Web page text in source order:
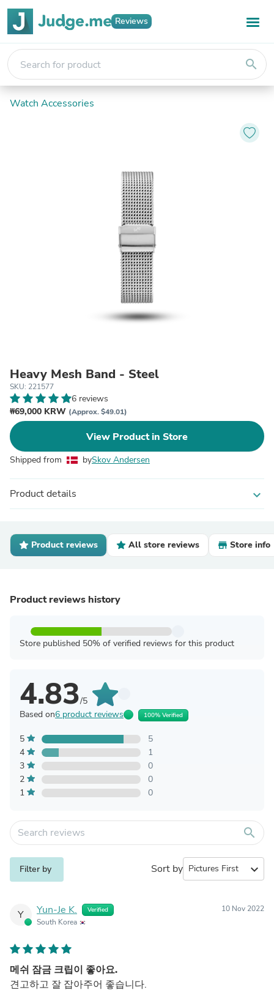
Reviews
search
Watch Accessories
Heavy Mesh Band - Steel
SKU: 221577
6 reviews
₩69,000 KRW (Approx. $49.01)
View Product in Store
Shipped from bySkov Andersen
Product details expand_more
Product reviews All store reviews Store info
Product reviews history
Store published 50% of verified reviews for this product
4.83/5
Based on6 product reviews 100% Verified
5
5
4
1
3
0
2
0
1
0
search
Filter by Sort by expand_more
Y Yun-Je K. Verified
South Korea
10 Nov 2022
메쉬 잠금 크립이 좋아요.
견고하고 잘 잡아주어 좋습니다.